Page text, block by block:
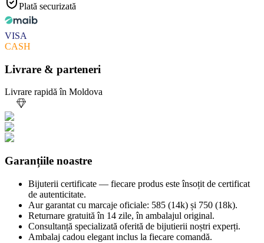
Plată securizată
VISA
CASH
Livrare & parteneri
Livrare rapidă în Moldova
Garanțiile noastre
Bijuterii certificate — fiecare produs este însoțit de certificat
de autenticitate.
Aur garantat cu marcaje oficiale: 585 (14k) și 750 (18k).
Returnare gratuită în 14 zile, în ambalajul original.
Consultanță specializată oferită de bijutierii noștri experți.
Ambalaj cadou elegant inclus la fiecare comandă.